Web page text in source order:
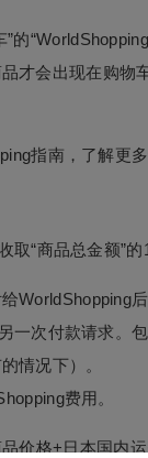
”的
才会出现在购物
指南，了解更多
取“商品总金额”的
WorldShopping
一次付款请求。
情况下）。
费用。
价格+日本国内